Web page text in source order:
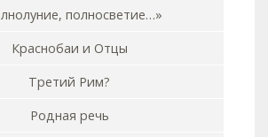
полносветие…»
Краснобаи и Отцы
Третий Рим?
Родная речь